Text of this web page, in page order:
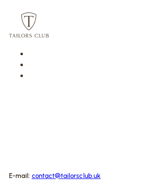
E-mail: contact@tailorsclub.uk